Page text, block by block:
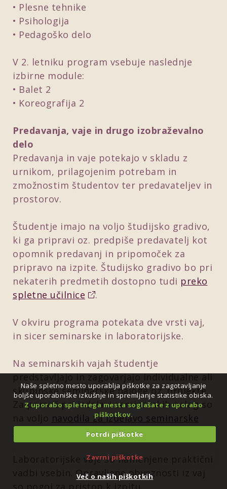
Plesne tehnike
Psihologija
Pedagoško delo
V 2. letniku program vsebuje naslednje
izbirne module:
Balet 2
Koreografija 2
Predavanja, vaje in drugo izobraževalno
delo
Predavanja in vaje potekajo v skladu z
urnikom, prilagojenim potrebam in
zmožnostim študentov ter predavateljev in
prostorov.
Študentje imajo na voljo študijsko gradivo,
ki ga pripravi oz. predpiše predavatelj kot
opomnik predavanj in pripomoček za
pripravo na izpite. Študijsko gradivo bo pri
nekaterih predmetih dostopno tudi preko
spletne učilnice
.
V okviru programa potekata dve vrsti vaj,
in sicer seminarske in laboratorijske.
Na seminarskih vajah študentje
predstavljajo in zagovarjajo individualne ali
skupinske seminarske naloge oz. projekte.
Za pomoč pri izdelavi seminarskih nalog so
navodila za izdelavo seminarske
Laboratorijske vaje so namenjene praktični
vadbi vsebin. Opravljene obveznosti iz vaj
Naše spletno mesto uporablja piškotke za zagotavljanje
boljše uporabniške izkušnje in spremljanje statistike obiska.
Z uporabo spletnega mesta soglašate z uporabo
piškotkov.
Potrdi piškotke
Zavrni piškotke
Več o naših piškotkih